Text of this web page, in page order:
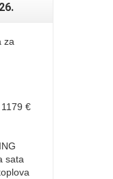
za
€
sata